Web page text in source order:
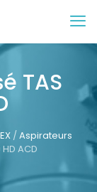
TAS
/Aspirateurs
ACD